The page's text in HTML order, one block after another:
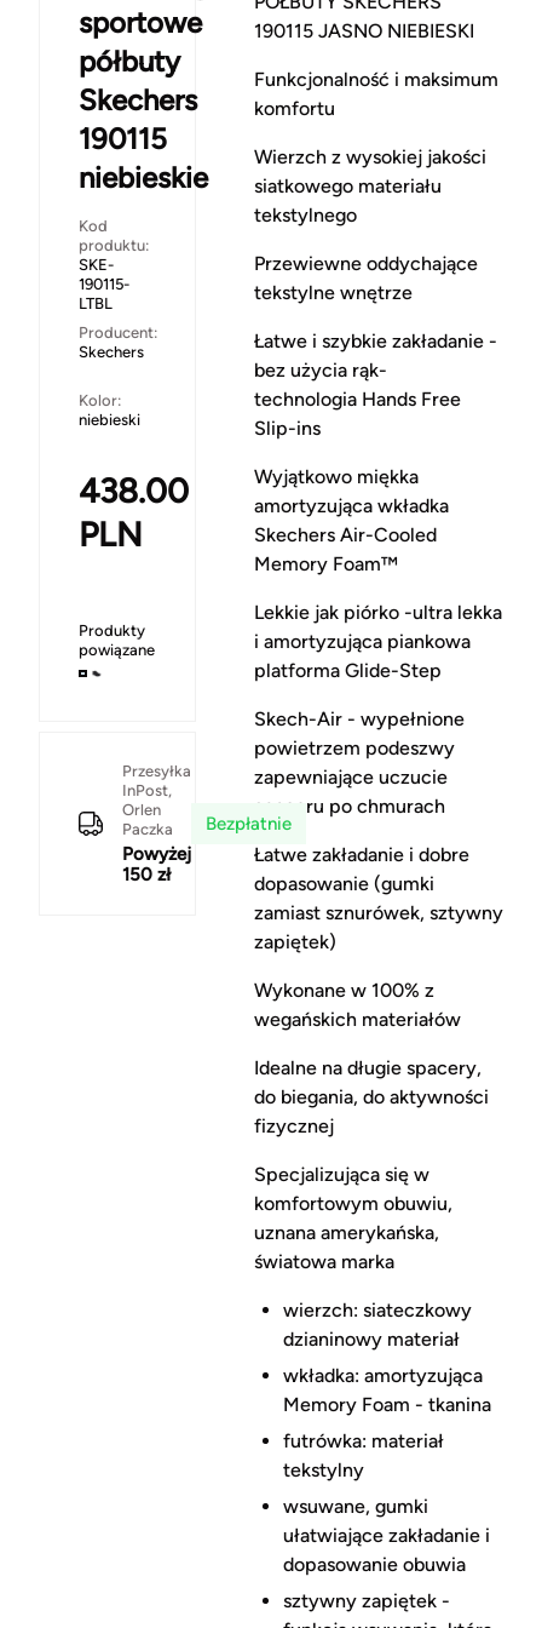
sportowe
półbuty
Skechers
190115
niebieskie
Kod
produktu:
SKE-
190115-
LTBL
Producent:
Skechers
Kolor:
niebieski
438.00
PLN
Produkty
powiązane
Przesyłka
InPost,
Orlen
Paczka
Powyżej
150 zł
Bezpłatnie
190115 JASNO NIEBIESKI
Funkcjonalność i maksimum
komfortu
Wierzch z wysokiej jakości
siatkowego materiału
tekstylnego
Przewiewne oddychające
tekstylne wnętrze
Łatwe i szybkie zakładanie -
bez użycia rąk-
technologia Hands Free
Slip-ins
Wyjątkowo miękka
amortyzująca wkładka
Skechers Air-Cooled
Memory Foam™
Lekkie jak piórko -ultra lekka
i amortyzująca piankowa
platforma Glide-Step
Skech-Air - wypełnione
powietrzem podeszwy
zapewniające uczucie
spaceru po chmurach
Łatwe zakładanie i dobre
dopasowanie (gumki
zamiast sznurówek, sztywny
zapiętek)
Wykonane w 100% z
wegańskich materiałów
Idealne na długie spacery,
do biegania, do aktywności
fizycznej
Specjalizująca się w
komfortowym obuwiu,
uznana amerykańska,
światowa marka
wierzch: siateczkowy
dzianinowy materiał
wkładka: amortyzująca
Memory Foam - tkanina
futrówka: materiał
tekstylny
wsuwane, gumki
ułatwiające zakładanie i
dopasowanie obuwia
sztywny zapiętek -